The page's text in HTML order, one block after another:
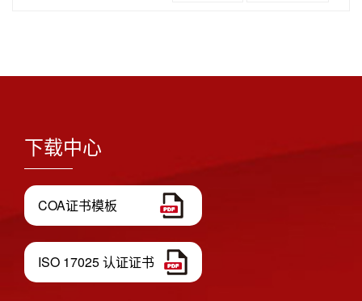
下载中心
COA证书模板
ISO 17025 认证证书